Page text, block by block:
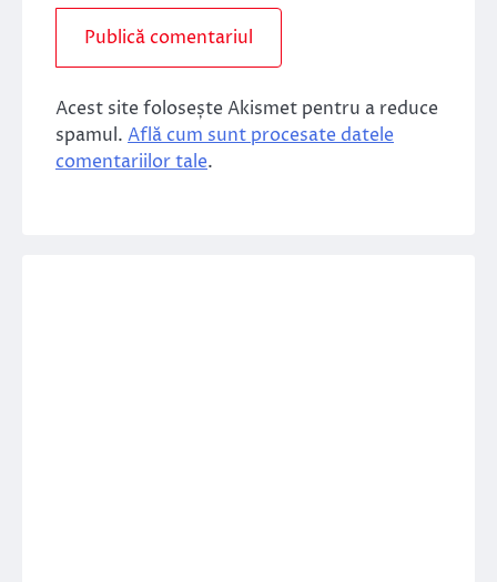
Acest site folosește Akismet pentru a reduce
spamul. Află cum sunt procesate datele
comentariilor tale.